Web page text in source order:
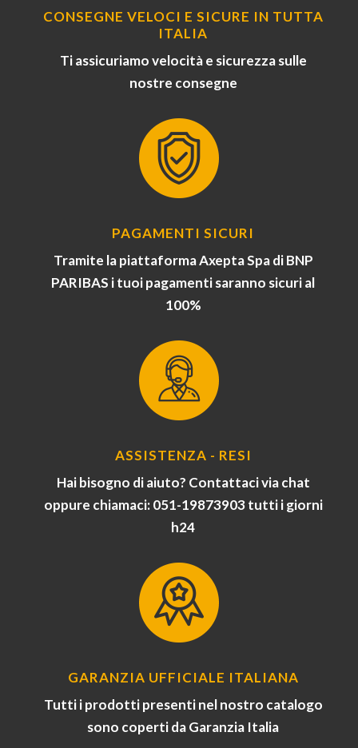
CONSEGNE VELOCI E SICURE IN TUTTA
ITALIA
Ti assicuriamo velocità e sicurezza sulle
nostre consegne
PAGAMENTI SICURI
Tramite la piattaforma Axepta Spa di BNP
PARIBAS i tuoi pagamenti saranno sicuri al
100%
ASSISTENZA - RESI
Hai bisogno di aiuto? Contattaci via chat
oppure chiamaci: 051-19873903 tutti i giorni
h24
GARANZIA UFFICIALE ITALIANA
Tutti i prodotti presenti nel nostro catalogo
sono coperti da Garanzia Italia